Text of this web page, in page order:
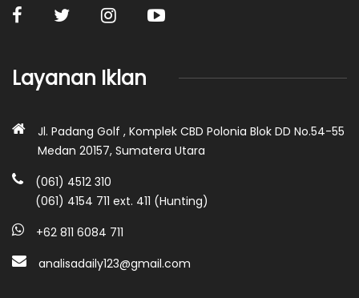
Layanan Iklan
Jl. Padang Golf , Komplek CBD Polonia Blok DD No.54-55
Medan 20157, Sumatera Utara
(061) 4512 310
(061) 4154 711 ext. 411 (Hunting)
+62 811 6084 711
analisadaily123@gmail.com